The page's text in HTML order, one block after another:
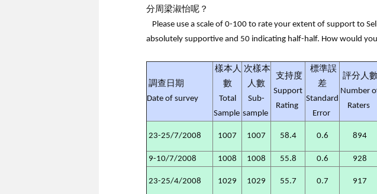
分周梁淑怡呢？
Please use a scale of 0-100 to rate your extent of support to
absolutely supportive and 50 indicating half-half. How would
調查日期
Date of survey
樣本人
數
Total
Sample
次樣本
人數
Sub-
sample
支持度
Support
Rating
標準誤
差
Standard
Error
評分人
Number
Raters
23-25/7/2008 1007 1007 58.4 0.6 894
9-10/7/2008 1008 1008 55.8 0.6 928
23-25/4/2008 1029 1029 55.7 0.7 917